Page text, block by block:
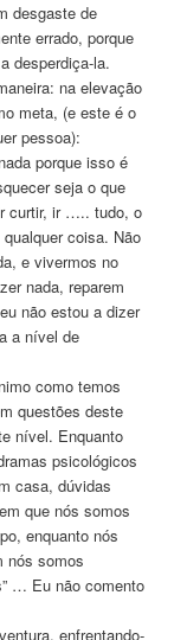
desgaste de
errado, porque
desperdiça-la.
na elevação
meta, (e este é o
pessoa):
porque isso é
seja o que
curtir, ir ….. tudo, o
coisa. Não
e vivermos no
nada, reparem
não estou a dizer
a nível de
como temos
questões deste
nível. Enquanto
psicológicos
casa, dúvidas
que nós somos
enquanto nós
nós somos
… Eu não comento
enfrentando-